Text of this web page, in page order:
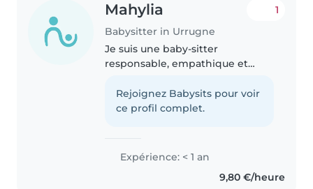
Mahylia
Babysitter in Urrugne
1
Je suis une baby-sitter
responsable, empathique et
vos enfants avec soin et
attention. Je peux aider avec les
Rejoignez Babysits pour voir
ce profil complet.
Expérience: < 1 an
9,80 €/heure